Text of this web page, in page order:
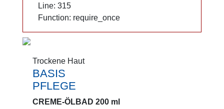
Line: 315
Function: require_once
Trockene Haut
BASIS
PFLEGE
CREME-ÖLBAD 200 ml
Line: 315
Function: require_once
Trockene Haut
BASIS
PFLEGE
CREME-ÖLBAD 200 ml